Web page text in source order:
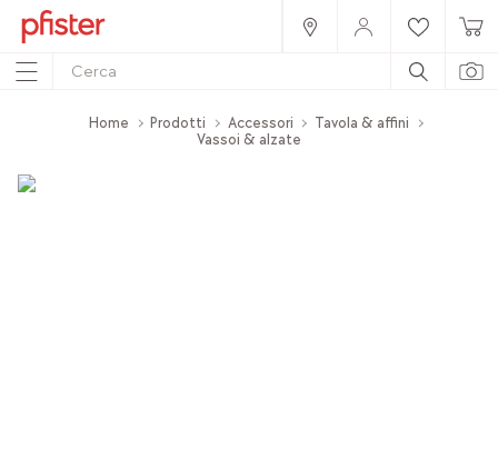
Home Prodotti Accessori
Tavola & affini
Vassoi & alzate